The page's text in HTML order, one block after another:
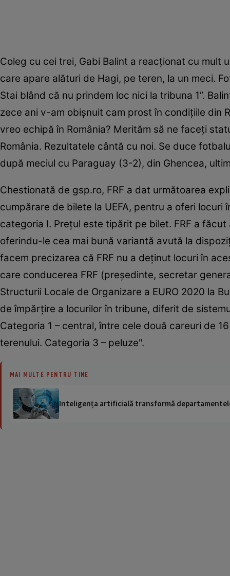
Coleg cu cei trei, Gabi Balint a reacționat cu mult
care apare alături de Hagi, pe teren, la un meci.
Stai blând că nu prindem loc nici la tribuna 1”.
zece ani v-am obişnuit cam prost în condiţiile din
vreo echipă în România? Merităm să ne faceţi
România. Rezultatele cântă cu noi. Se duce
după meciul cu Paraguay (3-2), din Ghencea,
Chestionată de gsp.ro, FRF a dat următoarea
cumpărare de bilete la UEFA, pentru a oferi
categoria I. Preţul este tipărit pe bilet. FRF a
oferindu-le cea mai bună variantă avută la
facem precizarea că FRF nu a deţinut locuri în
care conducerea FRF (preşedinte, secretar
Structurii Locale de Organizare a EURO 2020 la
de împărţire a locurilor în tribune, diferit de
Categoria 1 – central, între cele două careuri de
terenului. Categoria 3 – peluze".
MAI MULTE PENTRU TINE
Inteligența artificială transformă